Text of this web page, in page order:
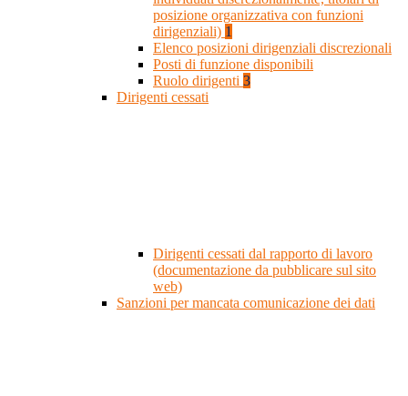
posizione organizzativa con funzioni
dirigenziali) 1
Elenco posizioni dirigenziali discrezionali
Posti di funzione disponibili
Ruolo dirigenti 3
Dirigenti cessati
Dirigenti cessati dal rapporto di lavoro
(documentazione da pubblicare sul sito
web)
Sanzioni per mancata comunicazione dei dati